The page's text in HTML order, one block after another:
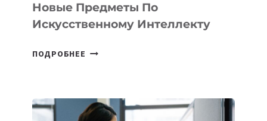
Новые Предметы По
Искусственному Интеллекту
ПОДРОБНЕЕ
НОВЫЕ